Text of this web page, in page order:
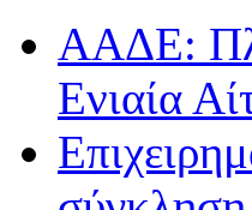
ΑΑΔΕ:
Ενιαία